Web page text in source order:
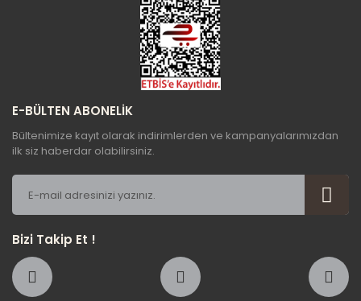
Gönder
E-BÜLTEN ABONELİK
Bültenimize kayıt olarak indirimlerden ve kampanyalarımızdan
ilk siz haberdar olabilirsiniz.
Bizi Takip Et !